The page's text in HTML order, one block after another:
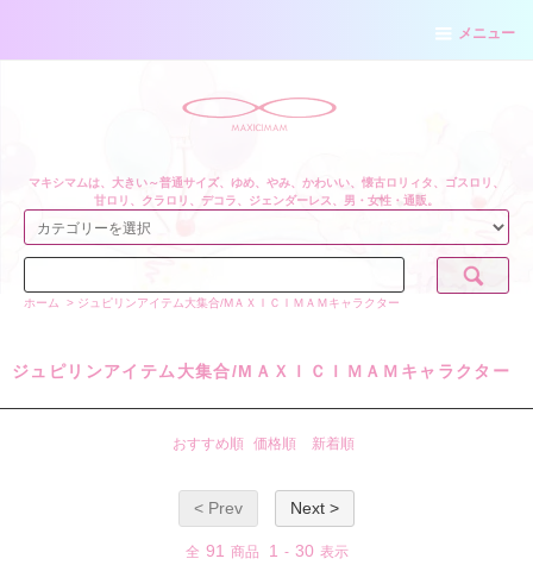
メニュー
マキシマムは、大きい～普通サイズ、ゆめ、やみ、かわいい、懐古ロリィタ、ゴスロリ、
甘ロリ、クラロリ、デコラ、ジェンダーレス、男・女性・通販。
ホーム > ジュピリンアイテム大集合/MＡＸＩＣＩＭＡＭキャラクター
ジュピリンアイテム大集合/MＡＸＩＣＩＭＡＭキャラクター
おすすめ順 価格順 新着順
< Prev Next >
全 91 商品 1 - 30 表示